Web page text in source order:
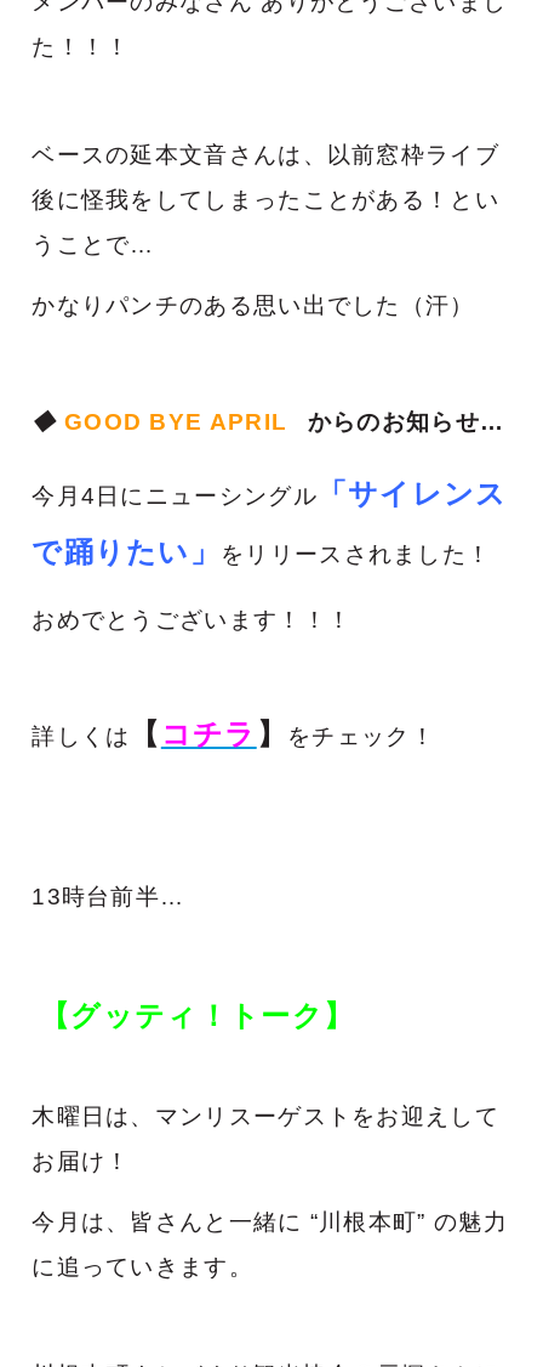
た！！！
ベースの延本文音さんは、以前窓枠ライブ
後に怪我をしてしまったことがある！とい
うことで…
かなりパンチのある思い出でした（汗）
◆ GOOD BYE APRIL からのお知らせ…
今月4日にニューシングル
「サイレンス
で踊りたい」
をリリースされました！
おめでとうございます！！！
詳しくは 【 コチラ 】 をチェック！
13時台前半…
【グッティ！トーク】
木曜日は、マンリスーゲストをお迎えして
お届け！
今月は、皆さんと一緒に “川根本町” の魅力
に追っていきます。